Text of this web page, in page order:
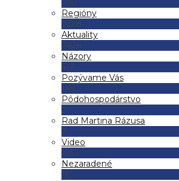
750
Regióny
1028
Aktuality
2426
Názory
517
Pozývame Vás
143
Pôdohospodárstvo
2
Rad Martina Rázusa
7
Video
1533
Nezaradené
16